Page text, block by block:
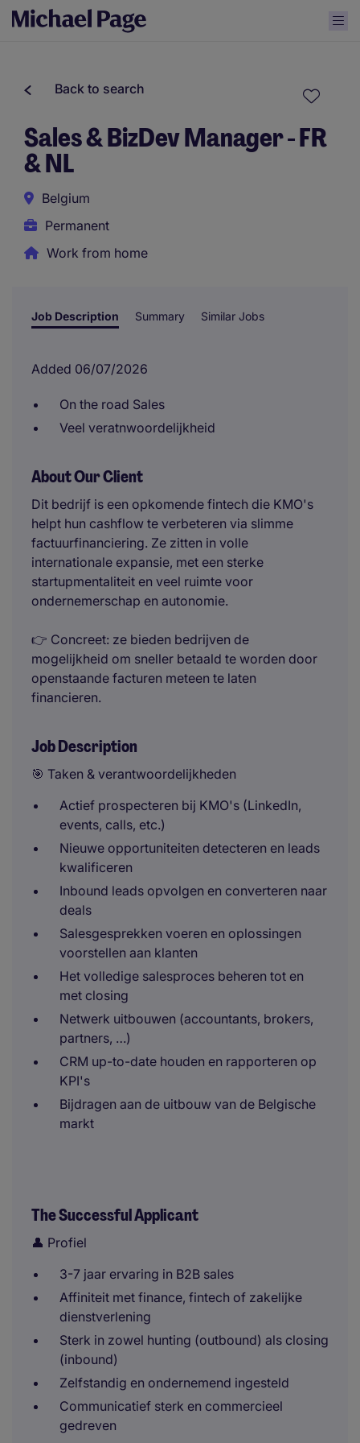
Back to search
Sales & BizDev Manager - FR
& NL
Belgium
Permanent
Work from home
Job Description Summary Similar Jobs
Added 06/07/2026
On the road Sales
Veel veratnwoordelijkheid
About Our Client
Dit bedrijf is een opkomende fintech die KMO's
helpt hun cashflow te verbeteren via slimme
factuurfinanciering. Ze zitten in volle
internationale expansie, met een sterke
startupmentaliteit en veel ruimte voor
ondernemerschap en autonomie.
👉 Concreet: ze bieden bedrijven de
mogelijkheid om sneller betaald te worden door
openstaande facturen meteen te laten
financieren.
Job Description
🎯 Taken & verantwoordelijkheden
Actief prospecteren bij KMO's (LinkedIn,
events, calls, etc.)
Nieuwe opportuniteiten detecteren en leads
kwalificeren
Inbound leads opvolgen en converteren naar
deals
Salesgesprekken voeren en oplossingen
voorstellen aan klanten
Het volledige salesproces beheren tot en
met closing
Netwerk uitbouwen (accountants, brokers,
partners, …)
CRM up-to-date houden en rapporteren op
KPI's
Bijdragen aan de uitbouw van de Belgische
markt
The Successful Applicant
👤 Profiel
3-7 jaar ervaring in B2B sales
Affiniteit met finance, fintech of zakelijke
dienstverlening
Sterk in zowel hunting (outbound) als closing
(inbound)
Zelfstandig en ondernemend ingesteld
Communicatief sterk en commercieel
gedreven